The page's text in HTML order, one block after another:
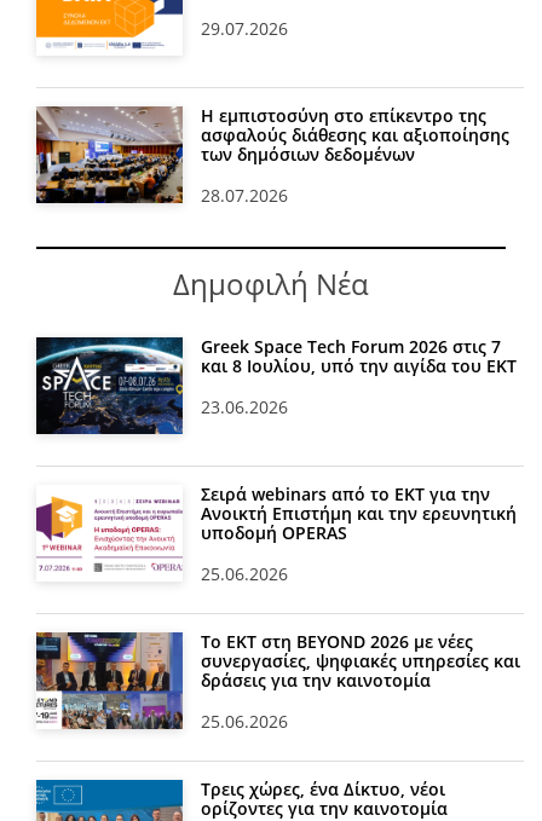
29.07.2026
Η εμπιστοσύνη στο επίκεντρο της
ασφαλούς διάθεσης και αξιοποίησης
των δημόσιων δεδομένων
28.07.2026
Δημοφιλή Νέα
Greek Space Tech Forum 2026 στις 7
και 8 Ιουλίου, υπό την αιγίδα του ΕΚΤ
23.06.2026
Σειρά webinars από το ΕΚΤ για την
Ανοικτή Επιστήμη και την ερευνητική
υποδομή OPERAS
25.06.2026
Το ΕΚΤ στη BEYOND 2026 με νέες
συνεργασίες, ψηφιακές υπηρεσίες και
δράσεις για την καινοτομία
25.06.2026
Τρεις χώρες, ένα Δίκτυο, νέοι
ορίζοντες για την καινοτομία